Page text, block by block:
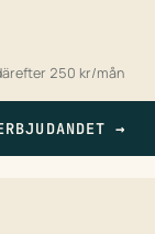
250 kr/mån
→